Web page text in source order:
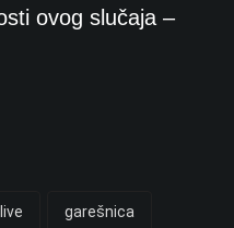
ovog slučaja –
garešnica